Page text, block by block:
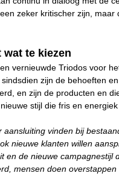
zeker kritischer zijn, maar
wat te kiezen
vernieuwde Triodos voor
zijn de behoeften
en zijn de producten en
stijl die fris en
aansluiting vinden bij
nieuwe klanten willen
en de nieuwe campagnestijl
mensen doen